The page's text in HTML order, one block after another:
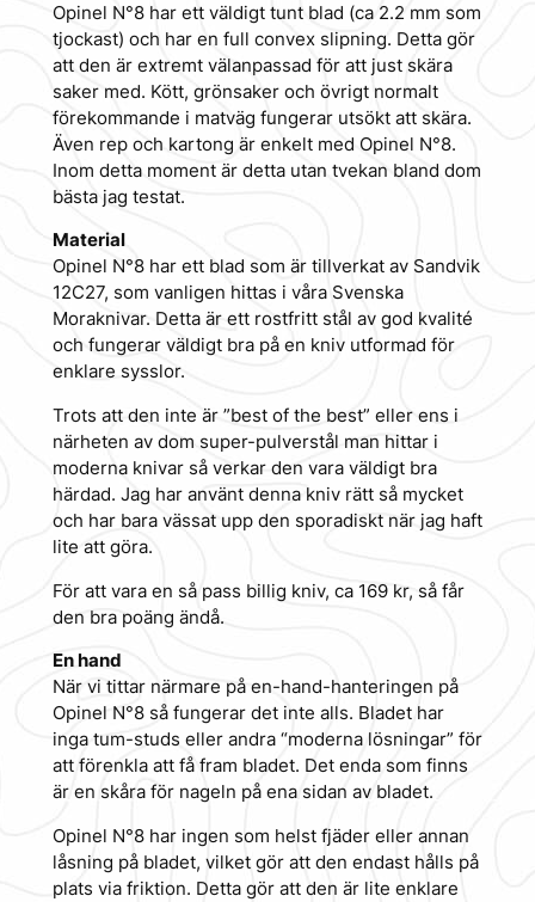
Opinel N°8 har ett väldigt tunt blad (ca 2.2 mm som
tjockast) och har en full convex slipning. Detta gör
att den är extremt välanpassad för att just skära
saker med. Kött, grönsaker och övrigt normalt
förekommande i matväg fungerar utsökt att skära.
Även rep och kartong är enkelt med Opinel N°8.
Inom detta moment är detta utan tvekan bland dom
bästa jag testat.
Material
Opinel N°8 har ett blad som är tillverkat av Sandvik
12C27, som vanligen hittas i våra Svenska
Moraknivar. Detta är ett rostfritt stål av god kvalité
och fungerar väldigt bra på en kniv utformad för
enklare sysslor.
Trots att den inte är ”best of the best” eller ens i
närheten av dom super-pulverstål man hittar i
moderna knivar så verkar den vara väldigt bra
härdad. Jag har använt denna kniv rätt så mycket
och har bara vässat upp den sporadiskt när jag haft
lite att göra.
För att vara en så pass billig kniv, ca 169 kr, så får
den bra poäng ändå.
En hand
När vi tittar närmare på en-hand-hanteringen på
Opinel N°8 så fungerar det inte alls. Bladet har
inga tum-studs eller andra “moderna lösningar” för
att förenkla att få fram bladet. Det enda som finns
är en skåra för nageln på ena sidan av bladet.
Opinel N°8 har ingen som helst fjäder eller annan
låsning på bladet, vilket gör att den endast hålls på
plats via friktion. Detta gör att den är lite enklare